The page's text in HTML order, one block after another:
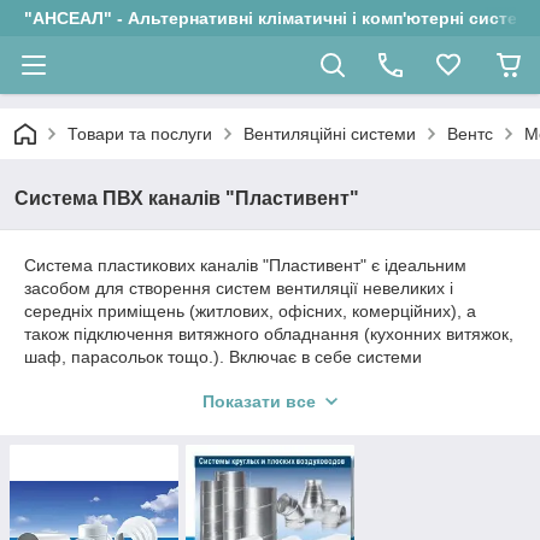
"АНСЕАЛ" - Альтернативні кліматичні і комп'ютерні системи
Товари та послуги Вентиляційні системи Вентс
Система ПВХ каналів "Пластивент"
Система пластикових каналів "Пластивент" є ідеальним
засобом для створення систем вентиляції невеликих і
середніх приміщень (житлових, офісних, комерційних), а
також підключення витяжного обладнання (кухонних витяжок,
шаф, парасольок тощо.). Включає в себе системи
60х204 мм, круглих повітропроводів діаметрами 100, 125,
експлуатації від -30 0С до +70 0С.
Головні переваги системи "Пластивент":
Показати все